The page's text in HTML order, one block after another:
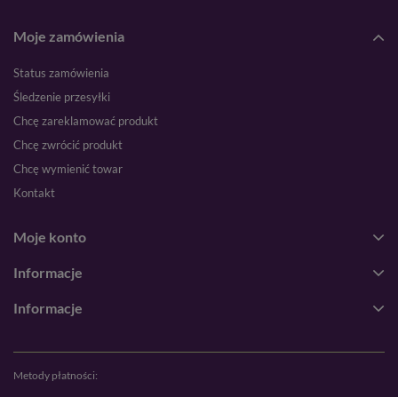
Moje zamówienia
Status zamówienia
Śledzenie przesyłki
Chcę zareklamować produkt
Chcę zwrócić produkt
Chcę wymienić towar
Kontakt
Moje konto
Informacje
Informacje
Metody płatności: